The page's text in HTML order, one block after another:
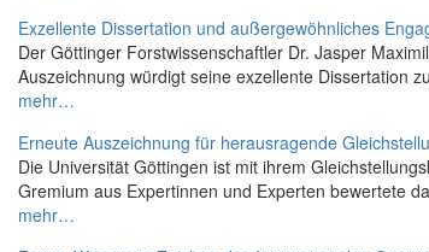
Exzellente Dissertation und außergewöhnliches
Der Göttinger Forstwissenschaftler Dr. Jasper
Auszeichnung würdigt seine exzellente Dissertation
mehr…
Erneute Auszeichnung für herausragende
Die Universität Göttingen ist mit ihrem
Gremium aus Expertinnen und Experten bewertete
mehr…